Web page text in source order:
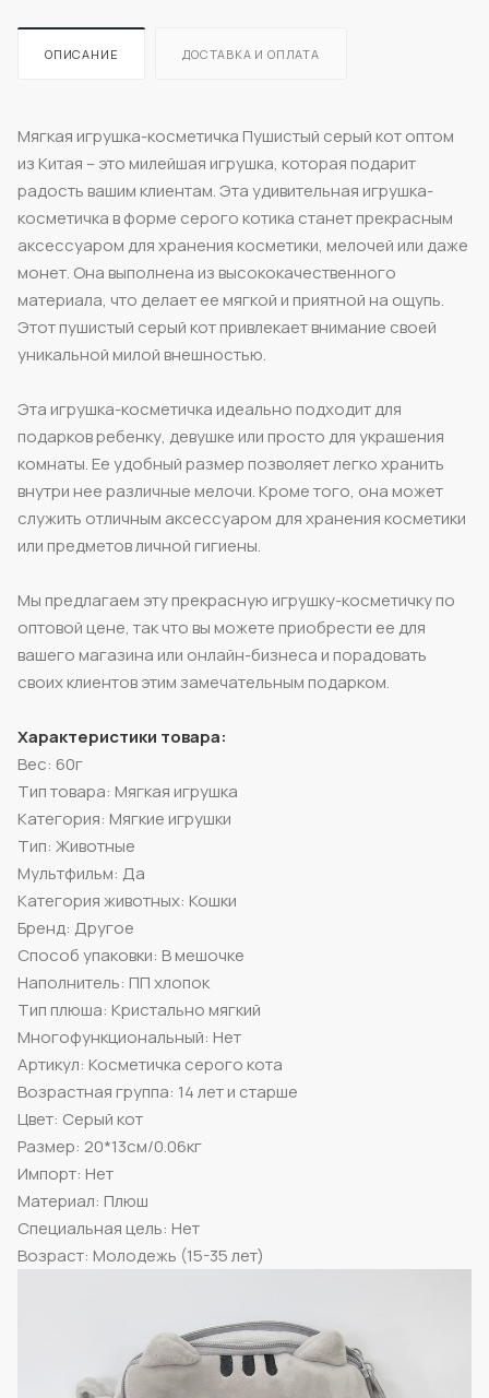
ОПИСАНИЕ ДОСТАВКА И ОПЛАТА
Мягкая игрушка-косметичка Пушистый серый кот оптом
из Китая – это милейшая игрушка, которая подарит
радость вашим клиентам. Эта удивительная игрушка-
косметичка в форме серого котика станет прекрасным
аксессуаром для хранения косметики, мелочей или даже
монет. Она выполнена из высококачественного
материала, что делает ее мягкой и приятной на ощупь.
Этот пушистый серый кот привлекает внимание своей
уникальной милой внешностью.
Эта игрушка-косметичка идеально подходит для
подарков ребенку, девушке или просто для украшения
комнаты. Ее удобный размер позволяет легко хранить
внутри нее различные мелочи. Кроме того, она может
служить отличным аксессуаром для хранения косметики
или предметов личной гигиены.
Мы предлагаем эту прекрасную игрушку-косметичку по
оптовой цене, так что вы можете приобрести ее для
вашего магазина или онлайн-бизнеса и порадовать
своих клиентов этим замечательным подарком.
Характеристики товара:
Вес: 60г
Тип товара: Мягкая игрушка
Категория: Мягкие игрушки
Тип: Животные
Мультфильм: Да
Категория животных: Кошки
Бренд: Другое
Способ упаковки: В мешочке
Наполнитель: ПП хлопок
Тип плюша: Кристально мягкий
Многофункциональный: Нет
Артикул: Косметичка серого кота
Возрастная группа: 14 лет и старше
Цвет: Серый кот
Размер: 20*13см/0.06кг
Импорт: Нет
Материал: Плюш
Специальная цель: Нет
Возраст: Молодежь (15-35 лет)